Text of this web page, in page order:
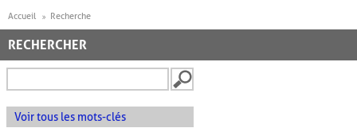
Accueil Recherche
RECHERCHER
Voir tous les mots-clés